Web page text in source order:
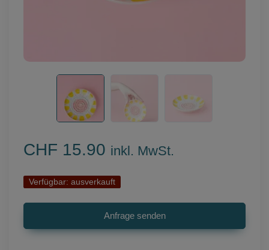
CHF 15.90 inkl. MwSt.
Verfügbar: ausverkauft